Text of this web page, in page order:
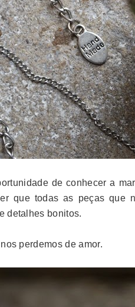
de conhecer a
que todas as peças que
detalhes bonitos.
perdemos de amor.